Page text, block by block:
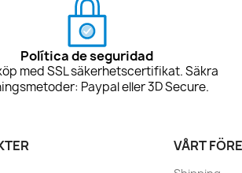
Política de seguridad
med SSL säkerhetscertifikat. Säkra
Paypal eller 3D Secure.
VÅRT